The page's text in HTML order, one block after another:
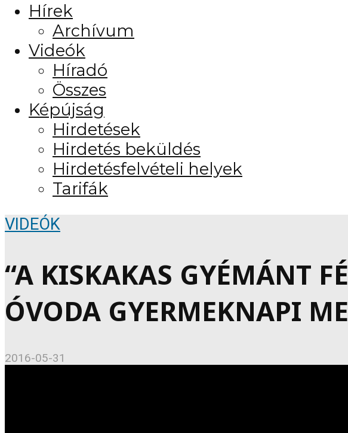
Hírek
Archívum
Videók
Híradó
Összes
Képújság
Hirdetések
Hirdetés beküldés
Hirdetésfelvételi helyek
Tarifák
VIDEÓK
“A KISKAKAS GYÉMÁNT
ÓVODA GYERMEKNAPI
2016-05-31